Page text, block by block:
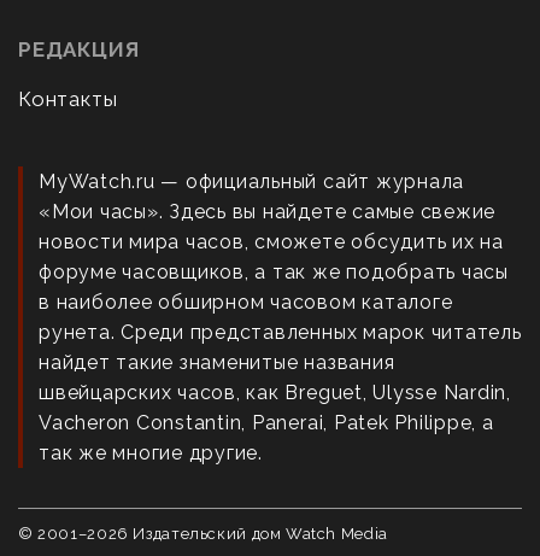
РЕДАКЦИЯ
Контакты
MyWatch.ru — официальный сайт журнала
«Мои часы». Здесь вы найдете самые свежие
новости мира часов, сможете обсудить их на
форуме часовщиков, а так же подобрать часы
в наиболее обширном часовом каталоге
рунета. Среди представленных марок читатель
найдет такие знаменитые названия
швейцарских часов, как Breguet, Ulysse Nardin,
Vacheron Constantin, Panerai, Patek Philippe, а
так же многие другие.
© 2001–2026 Издательский дом Watch Media